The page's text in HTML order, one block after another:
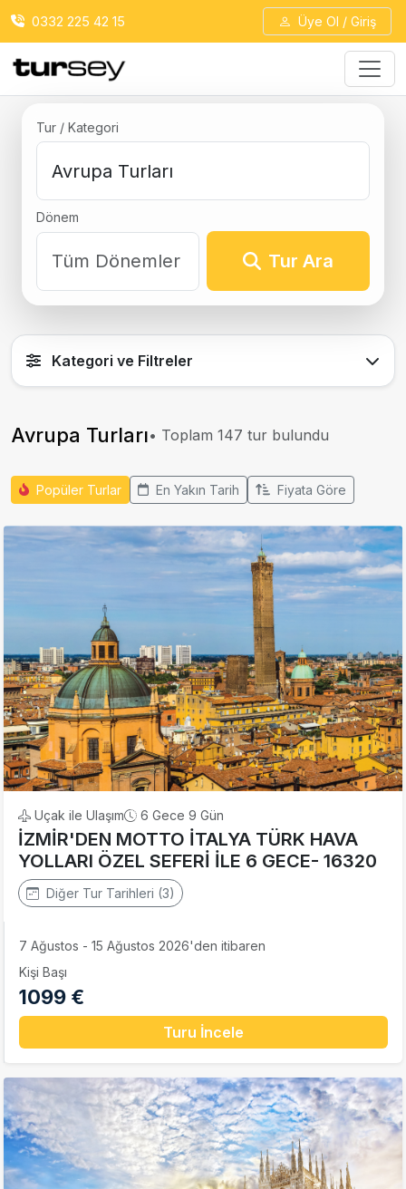
0332 225 42 15 Üye Ol / Giriş
Tur / Kategori
Dönem
Tur Ara
Kategori ve Filtreler
Avrupa Turları• Toplam 147 tur bulundu
Popüler Turlar En Yakın Tarih Fiyata Göre
Uçak ile Ulaşım 6 Gece 9 Gün
İZMİR'DEN MOTTO İTALYA TÜRK HAVA
YOLLARI ÖZEL SEFERİ İLE 6 GECE- 16320
Diğer Tur Tarihleri (3)
7 Ağustos - 15 Ağustos 2026'den itibaren
Kişi Başı
1099 €
Turu İncele